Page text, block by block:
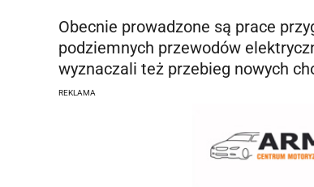
Obecnie prowadzone są prace
podziemnych przewodów
wyznaczali też przebieg nowych
REKLAMA